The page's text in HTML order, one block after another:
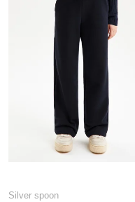
Silver spoon